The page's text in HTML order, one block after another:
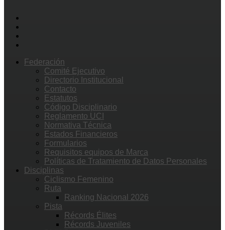
Federación
Comité Ejecutivo
Directorio Institucional
Contacto
Estatutos
Código Disciplinario
Reglamento UCI
Normativa Técnica
Estados Financieros
Formularios
Requisitos equipos de Marca
Políticas de Tratamiento de Datos Personales
Disciplinas
Ciclismo Femenino
Ruta
Ranking Nacional 2026
Pista
Récords Élites
Récords Juveniles